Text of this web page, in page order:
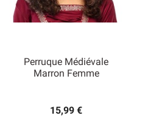
Perruque Médiévale
Marron Femme
15,99 €